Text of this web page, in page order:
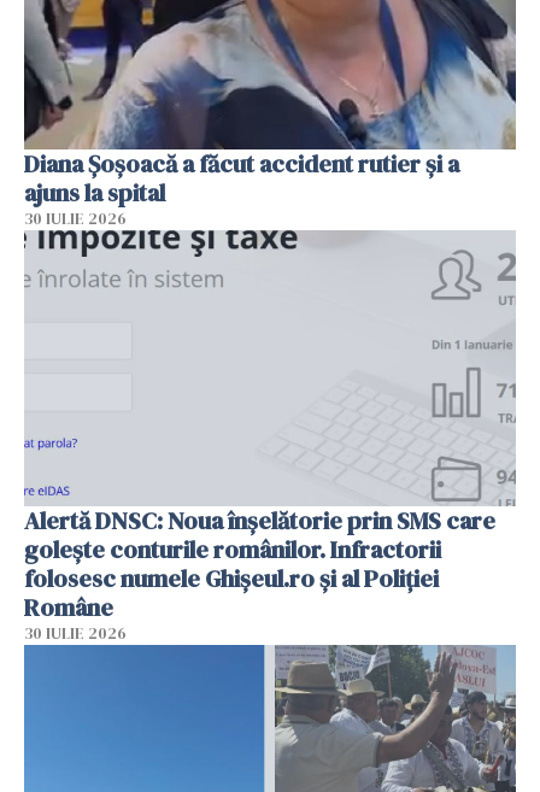
Diana Șoșoacă a făcut accident rutier și a
ajuns la spital
30 IULIE 2026
Alertă DNSC: Noua înșelătorie prin SMS care
golește conturile românilor. Infractorii
folosesc numele Ghișeul.ro și al Poliției
Române
30 IULIE 2026